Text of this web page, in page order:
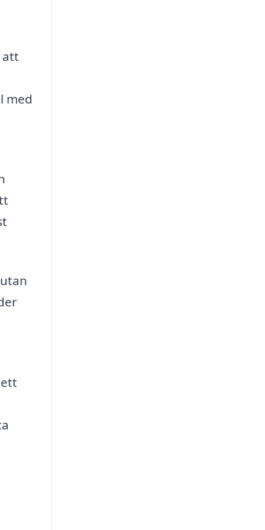
att
med